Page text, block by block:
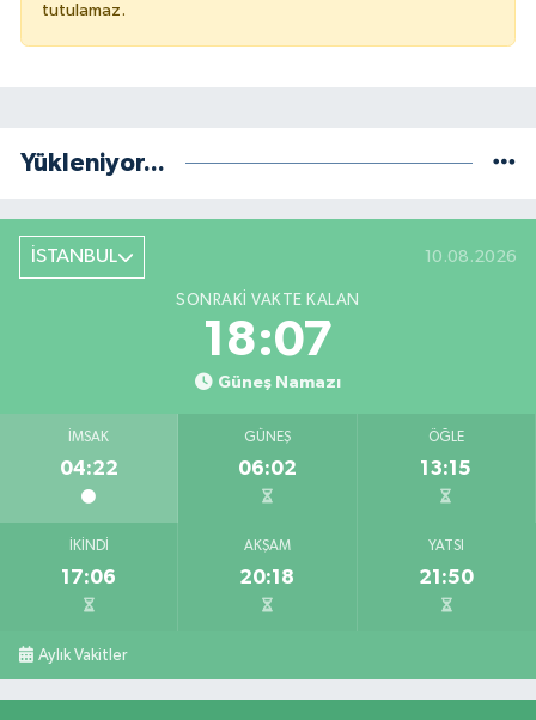
tutulamaz.
Yükleniyor...
İSTANBUL 10.08.2026
SONRAKI VAKTE KALAN
18:06
Güneş Namazı
İMSAK
04:22
GÜNEŞ
06:02
ÖĞLE
13:15
İKINDI
17:06
AKŞAM
20:18
YATSI
21:50
Aylık Vakitler